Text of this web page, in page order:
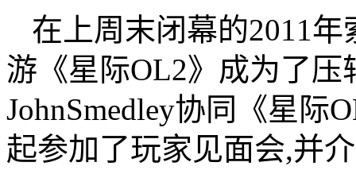
在上周末闭幕的2011
游《星际OL2》成为了
JohnSmedley协同《星际
起参加了玩家见面会,并